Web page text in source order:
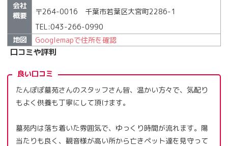
会社
概要
〒264-0016 千葉市若葉区大宮町2286-1
TEL:043-266-0990
地図
Googlemapで住所を確認
口コミや評判
良い口コミ
たんぽぽ墓苑さんのスタッフさん皆、温かい方々で、気配り
もよく供養も丁寧にして頂けます。
墓苑内は落ち着いた雰囲気で、ゆっくり時間が流れます。陽
当たりも良く、観音様が高い所から亡きペット達を見守って